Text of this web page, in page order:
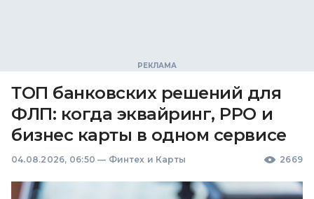
ТОП банковских решений для
ФЛП: когда эквайринг, РРО и
бизнес карты в одном сервисе
04.08.2026, 06:50 — Финтех и Карты 2669